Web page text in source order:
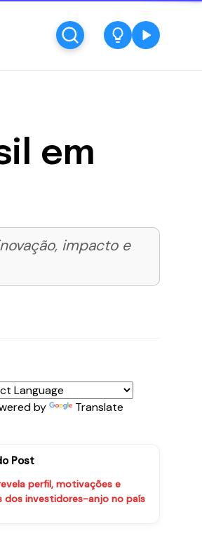
em
impacto e
by Translate
Post
perfil, motivações e
dos investidores-anjo no país